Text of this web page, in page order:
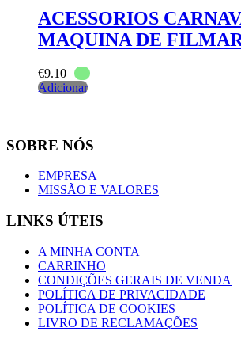
ACESSORIOS
MAQUINA DE
€9.10
Adicionar
SOBRE NÓS
EMPRESA
MISSÃO E VALORES
LINKS ÚTEIS
A MINHA CONTA
CARRINHO
CONDIÇÕES GERAIS DE VENDA
POLÍTICA DE PRIVACIDADE
POLÍTICA DE COOKIES
LIVRO DE RECLAMAÇÕES